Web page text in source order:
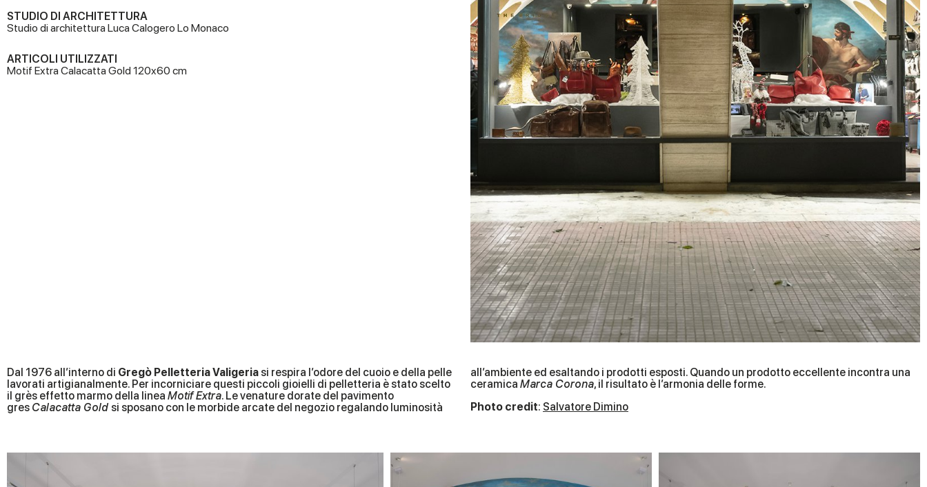
STUDIO DI ARCHITETTURA
Studio di architettura Luca Calogero Lo Monaco
ARTICOLI UTILIZZATI
Motif Extra Calacatta Gold 120x60 cm
Dal 1976 all’interno di Gregò Pelletteria Valigeria si respira l’odore del cuoio e della pelle
lavorati artigianalmente. Per incorniciare questi piccoli gioielli di pelletteria è stato scelto
il grès effetto marmo della linea Motif Extra. Le venature dorate del pavimento
gres Calacatta Gold si sposano con le morbide arcate del negozio regalando luminosità
all’ambiente ed esaltando i prodotti esposti. Quando un prodotto eccellente incontra una
ceramica Marca Corona, il risultato è l’armonia delle forme.
Photo credit: Salvatore Dimino